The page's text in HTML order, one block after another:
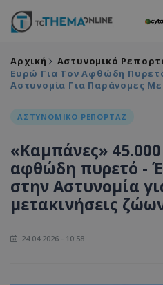
Αρχική Αστυνομικό
Ευρώ Για Τον Αφθώδη
Αστυνομία Για Παράνομες
ΑΣΤΥΝΟΜΙΚΟ ΡΕΠΟΡΤΑΖ
«Καμπάνες»
αφθώδη πυρετό -
στην Αστυνομία
μετακινήσεις
24.04.2026 - 10:58